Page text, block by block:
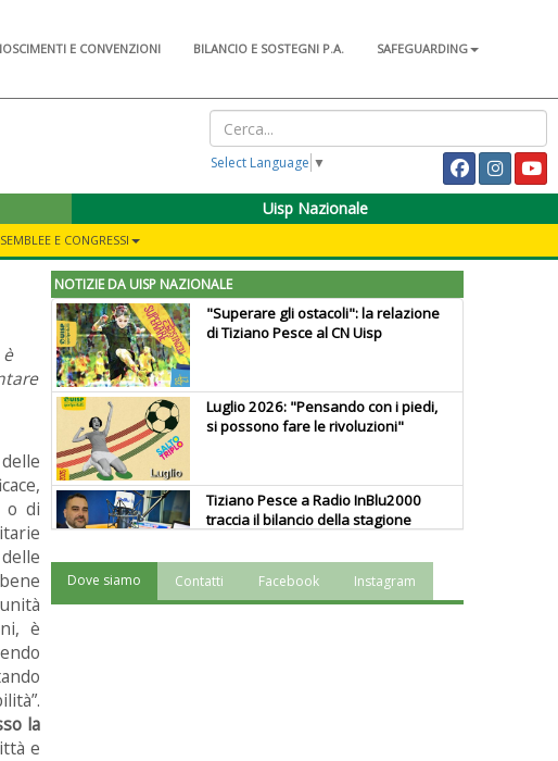
E CONVENZIONI BILANCIO E SOSTEGNI P.A.
SAFEGUARDING
Select Language ▼
Uisp Nazionale
E CONGRESSI
o di
è
la
e
NOTIZIE DA UISP NAZIONALE
"Superare gli ostacoli": la relazione
di Tiziano Pesce al CN Uisp
Luglio 2026: "Pensando con i piedi,
si possono fare le rivoluzioni"
Tiziano Pesce a Radio InBlu2000
traccia il bilancio della stagione
Ddl Lobby, Uisp: “Il Parlamento
Dove siamo Contatti Facebook Instagram